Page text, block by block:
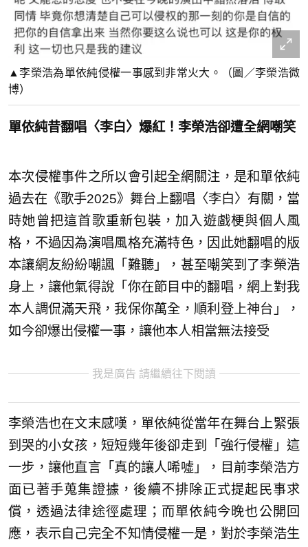
▲李榮浩為單依純侵權一事感到非常火大。（圖／李榮浩微
博）
單依純昔翻唱〈李白〉爆紅！李榮浩卻遭全網嘲笑
本次侵權事件之所以會引起全網關注，是和單依純
過去在《歌手2025》舞台上翻唱〈李白〉有關，當
時她曾把這首歌重新包裝，加入遊戲梗與個人風
格，不過因為演唱風格充滿特色，因此她翻唱的版
本讓網友紛紛嘲諷「難聽」，甚至嘲笑到了李榮浩
身上，讓他氣得說「你在節目中的翻唱，網上對我
本人調侃滿天飛，我保你萬全，順利登上神台」，
如今卻爆出侵權一事，讓他本人相當無法接受
我是廣告 請繼續往下閱讀
李榮浩也在文末感嘆，單依純從當年在舞台上緊張
到哭的小女孩，短短幾年後卻走到「強行侵權」這
一步，讓他直言「真的讓人唏噓」，目前李榮浩方
面已著手蒐集證據，後續不排除正式提起民事求
償，透過法律途徑處理；而單依純今晚也公開回
應，表示自己完全不知情侵權一是，對於李榮浩生